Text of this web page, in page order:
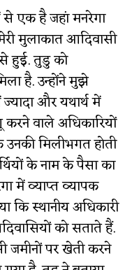
से एक है जहां मनरेगा
मुलाकात आदिवासी
हुई. तुडु को
है. उन्होंने मुझे
और यथार्थ में
करने वाले अधिकारियों
उनकी मिलीभगत होती
के नाम के पैसा का
में व्याप्त व्यापक
कि स्थानीय अधिकारी
को सताते हैं.
पर खेती करने